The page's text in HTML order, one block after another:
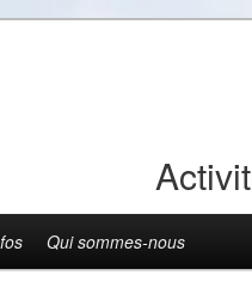
Qui sommes-nous